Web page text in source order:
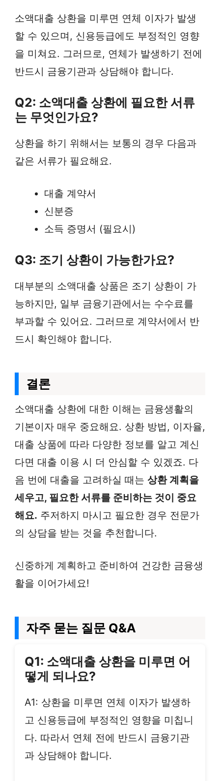
소액대출 상환을 미루면 연체 이자가 발생
할 수 있으며, 신용등급에도 부정적인 영향
을 미쳐요. 그러므로, 연체가 발생하기 전에
반드시 금융기관과 상담해야 합니다.
Q2: 소액대출 상환에 필요한 서류
는 무엇인가요?
상환을 하기 위해서는 보통의 경우 다음과
같은 서류가 필요해요.
대출 계약서
신분증
소득 증명서 (필요시)
Q3: 조기 상환이 가능한가요?
대부분의 소액대출 상품은 조기 상환이 가
능하지만, 일부 금융기관에서는 수수료를
부과할 수 있어요. 그러므로 계약서에서 반
드시 확인해야 합니다.
결론
소액대출 상환에 대한 이해는 금융생활의
기본이자 매우 중요해요. 상환 방법, 이자율,
대출 상품에 따라 다양한 정보를 알고 계신
다면 대출 이용 시 더 안심할 수 있겠죠. 다
음 번에 대출을 고려하실 때는 상환 계획을
세우고, 필요한 서류를 준비하는 것이 중요
해요. 주저하지 마시고 필요한 경우 전문가
의 상담을 받는 것을 추천합니다.
신중하게 계획하고 준비하여 건강한 금융생
활을 이어가세요!
자주 묻는 질문 Q&A
Q1: 소액대출 상환을 미루면 어
떻게 되나요?
A1: 상환을 미루면 연체 이자가 발생하
고 신용등급에 부정적인 영향을 미칩니
다. 따라서 연체 전에 반드시 금융기관
과 상담해야 합니다.